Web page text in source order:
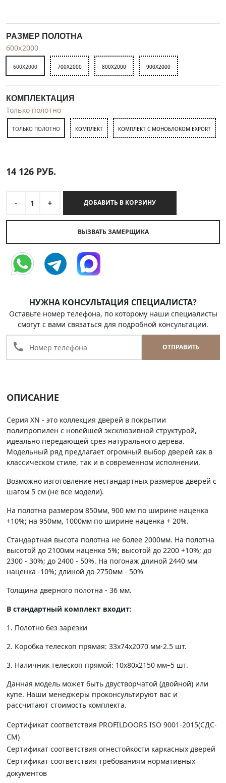
РАЗМЕР ПОЛОТНА
600x2000
600X2000 700X2000 800X2000 900X2000
КОМПЛЕКТАЦИЯ
Только полотно
ТОЛЬКО ПОЛОТНО КОМПЛЕКТ КОМПЛЕКТ С МОНОБЛОКОМ EXPORT
14 126 РУБ.
- 1 + ДОБАВИТЬ В КОРЗИНУ
ВЫЗВАТЬ ЗАМЕРЩИКА
НУЖНА КОНСУЛЬТАЦИЯ СПЕЦИАЛИСТА?
Оставьте номер телефона, по которому наши специалисты
смогут с вами связаться для подробной консультации.
call ОТПРАВИТЬ
ОПИСАНИЕ
Серия XN - это коллекция дверей в покрытии
полипропилен с новейшей эксклюзивной структурой,
идеально передающей срез натурального дерева.
Модельный ряд предлагает огромный выбор дверей как в
классическом стиле, так и в современном исполнении.
Возможно изготовление нестандартных размеров дверей с
шагом 5 см (не все модели).
На полотна размером 850мм, 900 мм по ширине наценка
+10%; на 950мм, 1000мм по ширине наценка + 20%.
Стандартная высота полотна не более 2000мм. На полотна
высотой до 2100мм наценка 5%; высотой до 2200 +10%; до
2300 - 30%; до 2400 - 50%. На погонаж длиной 2440 мм
наценка -10%; длиной до 2750мм - 50%
Толщина дверного полотна - 36 мм.
В стандартный комплект входит:
1. Полотно без зарезки
2. Коробка телескоп прямая: 33х74х2070 мм-2.5 шт.
3. Наличник телескоп прямой: 10х80х2150 мм–5 шт.
Данная модель может быть двустворчатой (двойной) или
купе. Наши менеджеры проконсультируют вас и
рассчитают стоимость комплекта.
Сертификат соответствия PROFILDOORS ISO 9001-2015(СДС-
СМ)
Сертификат соответствия огнестойкости каркасных дверей
Сертификат соответствия требованиям нормативных
документов